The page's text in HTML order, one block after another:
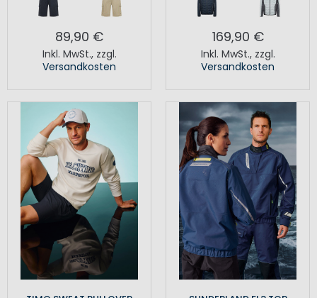
89,90 €
Inkl. MwSt., zzgl.
Versandkosten
169,90 €
Inkl. MwSt., zzgl.
Versandkosten